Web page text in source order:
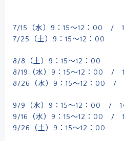
7/15（水）9：15～12：00 /
7/25（土）9：15～12：00
8/8（土）9：15～12：00
8/19（水）9：15～12：00 /
8/26（水）9：15～12：00 /
9/9（水）9：15～12：00 /
9/16（水）9：15～12：00 /
9/26（土）9：15～12：00